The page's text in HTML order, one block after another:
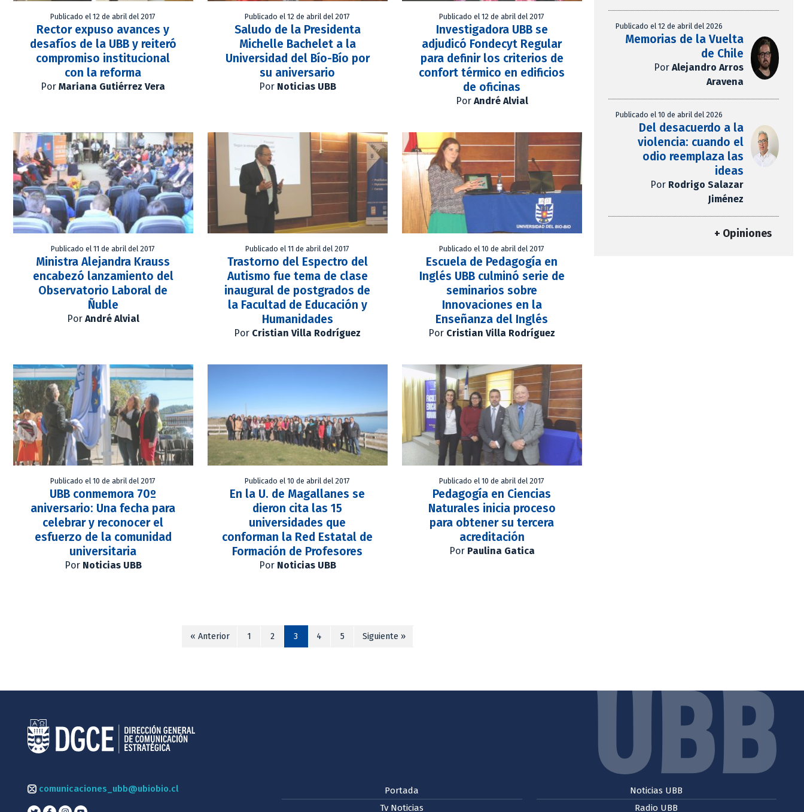
Publicado el 12 de abril del 2017
Rector expuso avances y
desafíos de la UBB y reiteró
compromiso institucional
con la reforma
PorMariana Gutiérrez Vera
Publicado el 12 de abril del 2017
Saludo de la Presidenta
Michelle Bachelet a la
Universidad del Bío-Bío por
su aniversario
Por Noticias UBB
Publicado el 12 de abril del 2017
Investigadora UBB se
adjudicó Fondecyt Regular
para definir los criterios de
confort térmico en edificios
de oficinas
Por André Alvial
Publicado el 11 de abril del 2017
Ministra Alejandra Krauss
encabezó lanzamiento del
Observatorio Laboral de
Ñuble
Por André Alvial
Publicado el 11 de abril del 2017
Trastorno del Espectro del
Autismo fue tema de clase
inaugural de postgrados de
la Facultad de Educación y
Humanidades
Por Cristian Villa Rodríguez
Publicado el 10 de abril del 2017
Escuela de Pedagogía en
Inglés UBB culminó serie de
seminarios sobre
Innovaciones en la
Enseñanza del Inglés
Por Cristian Villa Rodríguez
Publicado el 10 de abril del 2017
UBB conmemora 70º
aniversario: Una fecha para
celebrar y reconocer el
esfuerzo de la comunidad
universitaria
Por Noticias UBB
Publicado el 10 de abril del 2017
En la U. de Magallanes se
dieron cita las 15
universidades que
conforman la Red Estatal de
Formación de Profesores
Por Noticias UBB
Publicado el 10 de abril del 2017
Pedagogía en Ciencias
Naturales inicia proceso
para obtener su tercera
acreditación
Por Paulina Gatica
« Anterior 1 2 3 4 5 Siguiente »
Publicado el 12 de abril del 2026
Memorias de la Vuelta
de Chile
Por Alejandro Arros
Aravena
Publicado el 10 de abril del 2026
Del desacuerdo a la
violencia: cuando el
odio reemplaza las
ideas
Por Rodrigo Salazar
Jiménez
+ Opiniones
comunicaciones_ubb@ubiobio.cl
Portada
Tv Noticias
Noticias UBB
Radio UBB